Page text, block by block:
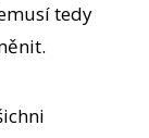
tedy